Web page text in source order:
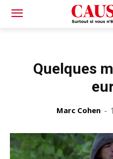
Quelques
Marc Cohen -